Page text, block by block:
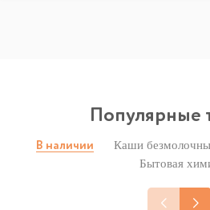
Популярные
В наличии Каши
Бытовая